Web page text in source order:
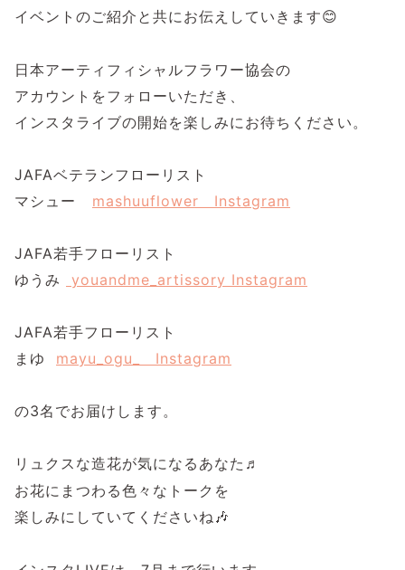
イベントのご紹介と共にお伝えしていきます😊
日本アーティフィシャルフラワー協会の
アカウントをフォローいただき、
インスタライブの開始を楽しみにお待ちください。
JAFAベテランフローリスト
マシュー
mashuuflower Instagram
JAFA若手フローリスト
ゆうみ
youandme_artissory Instagram
JAFA若手フローリスト
まゆ
mayu_ogu_ Instagram
の3名でお届けします。
リュクスな造花が気になるあなた ♬
お花にまつわる色々なトークを
楽しみにしていてくださいね 🎶